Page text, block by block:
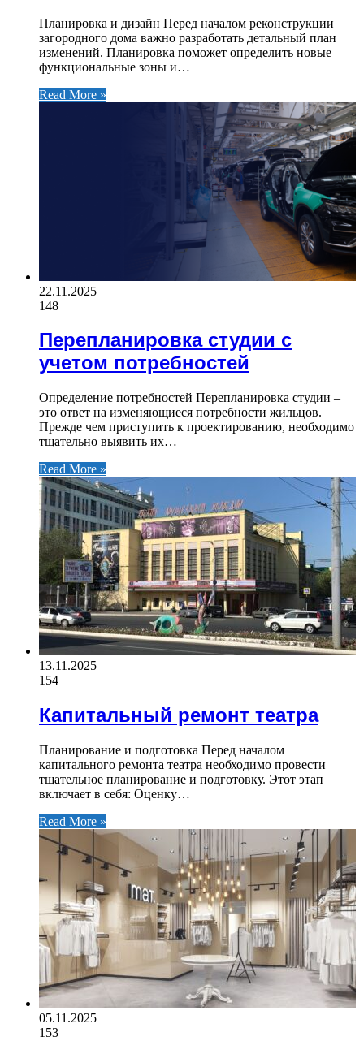
Планировка и дизайн Перед началом реконструкции
загородного дома важно разработать детальный план
изменений. Планировка поможет определить новые
функциональные зоны и…
Read More »
22.11.2025
148
Перепланировка студии с
учетом потребностей
Определение потребностей Перепланировка студии –
это ответ на изменяющиеся потребности жильцов.
Прежде чем приступить к проектированию, необходимо
тщательно выявить их…
Read More »
13.11.2025
154
Капитальный ремонт театра
Планирование и подготовка Перед началом
капитального ремонта театра необходимо провести
тщательное планирование и подготовку. Этот этап
включает в себя: Оценку…
Read More »
05.11.2025
153